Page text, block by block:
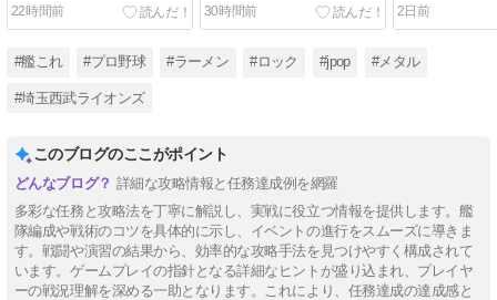
22時間前
30時間前
2日前
#艦これ #プロ野球 #ラーメン #ロック #jpop #メタル
#埼玉西武ライオンズ
このブログのここがポイント
詳細な攻略情報と任務達成例を網羅
多彩な任務と攻略法を丁寧に解説し、実戦に役立つ情報を提供します。艦
隊編成や戦術のコツを具体的に示し、イベントの進行をスムーズに導きま
す。戦闘や演習の結果から、効率的な攻略手法を見つけやすく構成されて
います。ゲームプレイの指針となる詳細なヒントが盛り込まれ、プレイヤ
ーの戦況理解を深める一助となります。これにより、任務達成の達成感と